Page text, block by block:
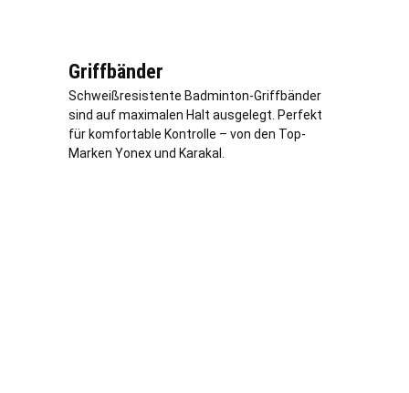
Griffbänder
Schweißresistente Badminton-Griffbänder
sind auf maximalen Halt ausgelegt. Perfekt
für komfortable Kontrolle – von den Top-
Marken Yonex und Karakal.